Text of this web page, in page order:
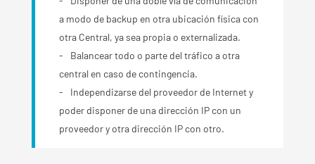
a modo de backup en otra ubicación física con
otra Central, ya sea propia o externalizada.
Balancear todo o parte del tráfico a otra
central en caso de contingencia.
Independizarse del proveedor de Internet y
poder disponer de una dirección IP con un
proveedor y otra dirección IP con otro.